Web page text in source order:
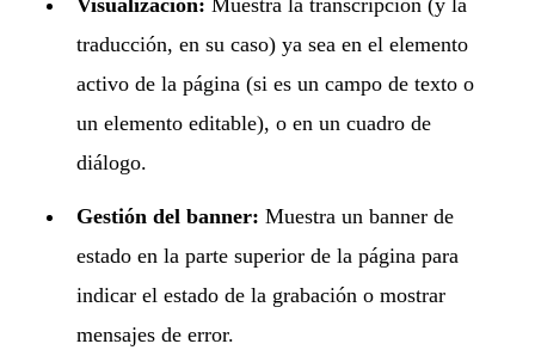
Visualización: Muestra la transcripción (y la
traducción, en su caso) ya sea en el elemento
activo de la página (si es un campo de texto o
un elemento editable), o en un cuadro de
diálogo.
Gestión del banner: Muestra un banner de
estado en la parte superior de la página para
indicar el estado de la grabación o mostrar
mensajes de error.